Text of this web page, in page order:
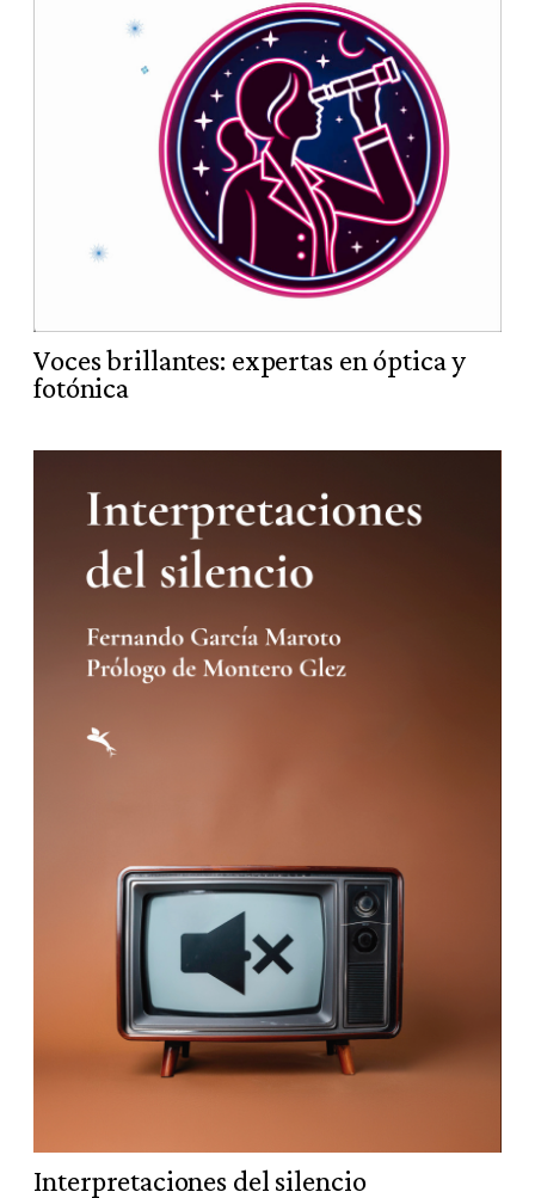
Voces brillantes: expertas en óptica y
fotónica
Interpretaciones del silencio